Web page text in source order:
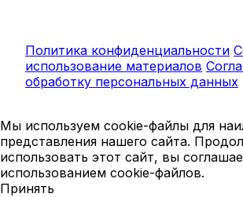
Политика конфиденциальности
использование материалов
обработку персональных данных
Мы используем cookie-файлы для
представления нашего сайта.
использовать этот сайт, вы
использованием cookie-файлов.
Принять